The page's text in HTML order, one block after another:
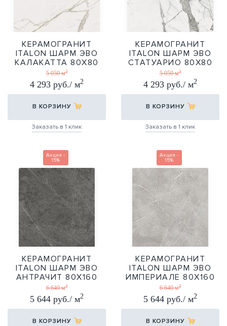
КЕРАМОГРАНИТ
ITALON ШАРМ ЭВО
КАЛАКАТТА 80Х80
80Х80
5 050 м2
4 293 руб./ м2
В КОРЗИНУ
Заказать в 1 клик
КЕРАМОГРАНИТ
ITALON ШАРМ ЭВО
СТАТУАРИО 80Х80
80Х80
5 050 м2
4 293 руб./ м2
В КОРЗИНУ
Заказать в 1 клик
Акция -
15%
КЕРАМОГРАНИТ
ITALON ШАРМ ЭВО
АНТРАЧИТ 80Х160
80Х160
6 640 м2
5 644 руб./ м2
В КОРЗИНУ
Акция -
15%
КЕРАМОГРАНИТ
ITALON ШАРМ ЭВО
ИМПЕРИАЛЕ 80Х160
80Х160
6 640 м2
5 644 руб./ м2
В КОРЗИНУ